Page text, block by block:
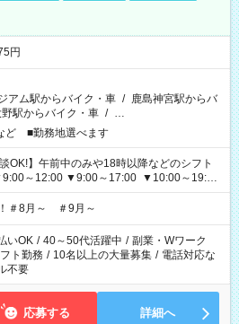
円
アム駅からバイク・車 / 鹿島神宮駅からバ
野駅からバイク・車 / …
ど ■勤務地選べます
OK!】午前中のみや18時以降などのシフト
～12:00 ▼9:00～17:00 ▼10:00～19:00
＃8月～ ＃9月～
いOK / 40～50代活躍中 / 副業・Wワーク
ト勤務 / 10名以上の大量募集 / 電話対応な
不要
応募する 詳細へ